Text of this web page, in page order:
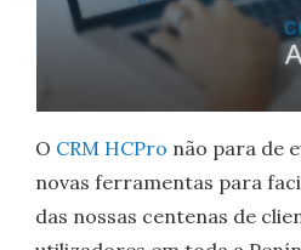
O CRM HCPro não para de
novas ferramentas para
das nossas centenas de